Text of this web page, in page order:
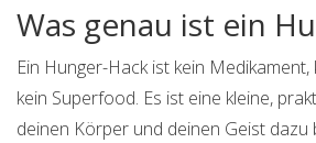
Was genau ist ein
Ein Hunger-Hack ist kein
kein Superfood. Es ist eine kleine,
deinen Körper und deinen Geist dazu